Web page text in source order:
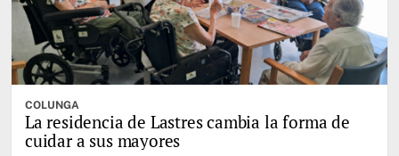
COLUNGA
La residencia de Lastres cambia la forma de
cuidar a sus mayores